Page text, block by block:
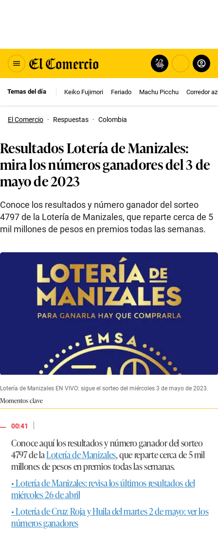
Temas del día Keiko Fujimori Feriado Machu Picchu Corredor
El Comercio · Respuestas · Colombia
Resultados Lotería de Manizales:
mira los números ganadores del 3 de
mayo de 2023
Conoce los resultados y número ganador del sorteo
4797 de la Lotería de Manizales, que reparte cerca de 5
mil millones de pesos en premios todas las semanas.
Lotería de Manizales EN VIVO: sigue el sorteo del miércoles 3 de mayo de 2023.
Momentos clave
00:41
|
Conoce aquí los resultados y número ganador del sorteo
4797 de laLotería de Manizales, que reparte cerca de 5 mil
millones de pesos en premios todas las semanas.
• Lotería de Manizales: revisa los últimos resultados del
miércoles 26 de abril
• Lotería de Cruz Roja y Huila del martes 2 de mayo: ver los
números ganadores